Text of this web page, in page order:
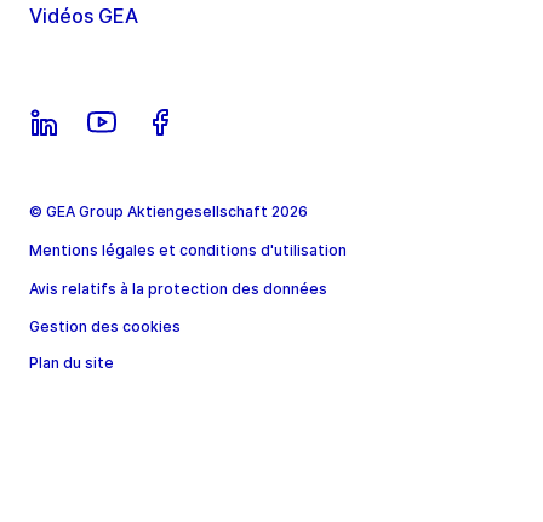
Vidéos GEA
© GEA Group Aktiengesellschaft 2026
Mentions légales et conditions d'utilisation
Avis relatifs à la protection des données
Gestion des cookies
Plan du site